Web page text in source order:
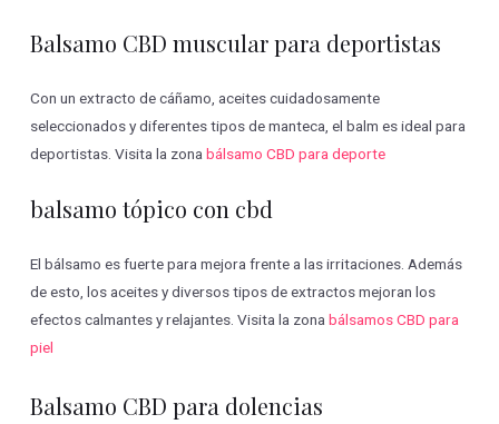
Balsamo CBD muscular para deportistas
Con un extracto de cáñamo, aceites cuidadosamente
seleccionados y diferentes tipos de manteca, el balm es ideal para
deportistas. Visita la zonabálsamo CBD para deporte
balsamo tópico con cbd
El bálsamo es fuerte para mejora frente a las irritaciones. Además
de esto, los aceites y diversos tipos de extractos mejoran los
efectos calmantes y relajantes. Visita la zonabálsamos CBD para
piel
Balsamo CBD para dolencias